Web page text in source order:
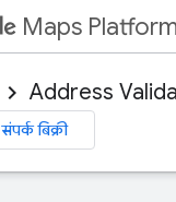
Maps
Address
संपर्क बिक्री